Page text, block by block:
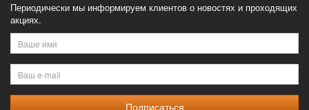
Периодически мы информируем клиентов о новостях и проходящих
акциях.
Ваше
имя
Ваш
e-
mail